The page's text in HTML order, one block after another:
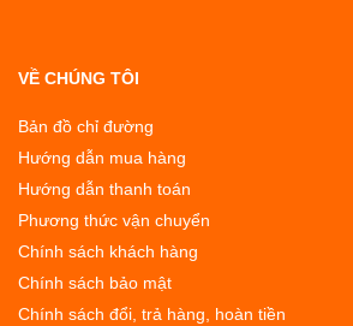
VỀ CHÚNG TÔI
Bản đồ chỉ đường
Hướng dẫn mua hàng
Hướng dẫn thanh toán
Phương thức vận chuyển
Chính sách khách hàng
Chính sách bảo mật
Chính sách đổi, trả hàng, hoàn tiền